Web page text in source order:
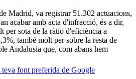
Madrid, va registrar 51.302 actuacions,
acabar amb acta d'infracció, és a dir,
per sota de la ràtio d'eficiència a
també molt per sobre la resta de
Andalusia que, com abans hem
font preferida de Google